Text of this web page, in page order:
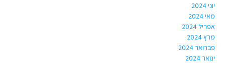
יוני 2024
מאי 2024
אפריל 2024
מרץ 2024
פברואר 2024
ינואר 2024